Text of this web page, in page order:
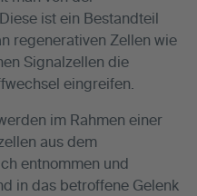
ist ein Bestandteil
regenerativen Zellen wie
Signalzellen die
eingreifen.
im Rahmen einer
aus dem
entnommen und
in das betroffene Gelenk